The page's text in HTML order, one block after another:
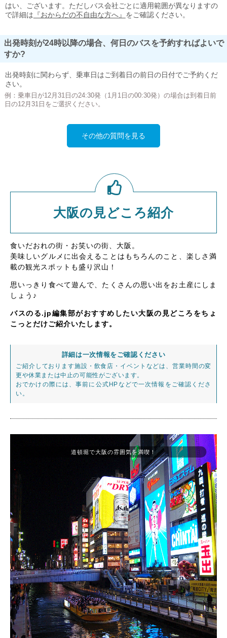
はい、ございます。ただしバス会社ごとに適用範囲が異なりますの
で詳細は 『おからだの不自由な方へ』 をご確認ください。
出発時刻が24時以降の場合、何日のバスを予約すればよいで
すか?
出発時刻に関わらず、乗車日はご到着日の前日の日付でご予約くだ
さい。
例：乗車日が12月31日の24:30発（1月1日の00:30発）の場合は到着日前
日の12月31日をご選択ください。
その他の質問を見る
大阪の見どころ紹介
食いだおれの街・お笑いの街、大阪。
美味しいグルメに出会えることはもちろんのこと、楽しさ満
載の観光スポットも盛り沢山！
思いっきり食べて遊んで、たくさんの思い出をお土産にしま
しょう♪
バスのる.jp編集部がおすすめしたい大阪の見どころをちょ
こっとだけご紹介いたします。
詳細は一次情報をご確認ください
ご紹介しております施設・飲食店・イベントなどは、営業時間の変
更や休業または中止の可能性がございます。
おでかけの際には、事前に公式HPなどで一次情報をご確認くださ
い。
道頓堀で大阪の雰囲気を満喫！